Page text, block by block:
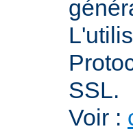
SSL.
Voir :